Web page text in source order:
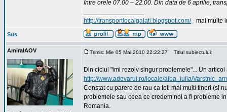
între orele 07.00 – 22.00. Din data de 6 aprilie,
http://transportlocalgalati.blogspot.com/- mai multe
Sus
AmiralAOV Trimis: Mie 05 Mai 2010 22:22:27 Titlul subiectului:
Din ciclul "imi rezolv singur problemele"... Un
http://www.adevarul.ro/locale/alba_iulia/
Constat cu parere de rau ca toti mai multi tineri (si
problemele sau ceea ce credem noi a fi probleme
Romania.